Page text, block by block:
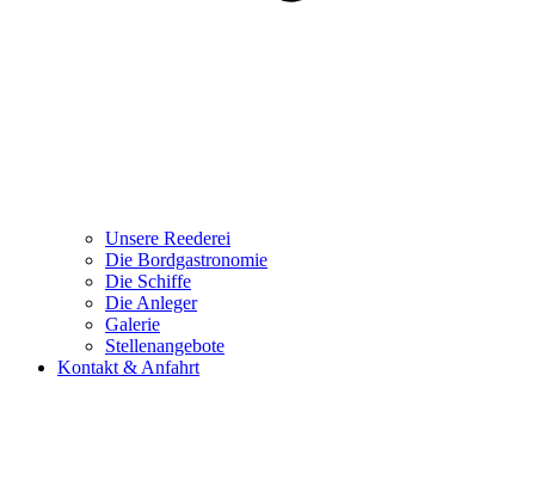
Unsere Reederei
Die Bordgastronomie
Die Schiffe
Die Anleger
Galerie
Stellenangebote
Kontakt & Anfahrt